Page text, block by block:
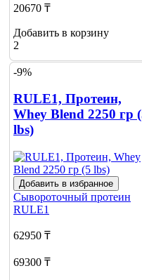
20670 ₸
Добавить в корзину
2
-9%
RULE1, Протеин,
Whey Blend 2250 гр
lbs)
Добавить в избранное
Сывороточный протеин
RULE1
62950 ₸
69300 ₸